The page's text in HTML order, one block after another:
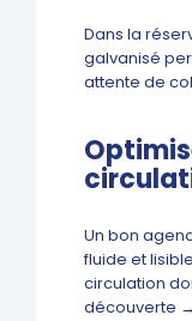
Dans la
galvanisé
attente de
Un bon
fluide et
circulation
découverte